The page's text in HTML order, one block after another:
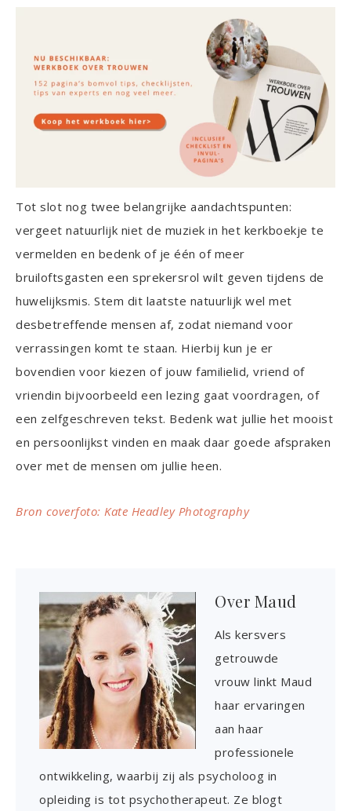
Tot slot nog twee belangrijke aandachtspunten:
vergeet natuurlijk niet de muziek in het kerkboekje te
vermelden en bedenk of je één of meer
bruiloftsgasten een sprekersrol wilt geven tijdens de
huwelijksmis. Stem dit laatste natuurlijk wel met
desbetreffende mensen af, zodat niemand voor
verrassingen komt te staan. Hierbij kun je er
bovendien voor kiezen of jouw familielid, vriend of
vriendin bijvoorbeeld een lezing gaat voordragen, of
een zelfgeschreven tekst. Bedenk wat jullie het mooist
en persoonlijkst vinden en maak daar goede afspraken
over met de mensen om jullie heen.
Bron coverfoto: Kate Headley Photography
Over Maud
Als kersvers
getrouwde
vrouw linkt Maud
haar ervaringen
aan haar
professionele
ontwikkeling, waarbij zij als psycholoog in
opleiding is tot psychotherapeut. Ze blogt